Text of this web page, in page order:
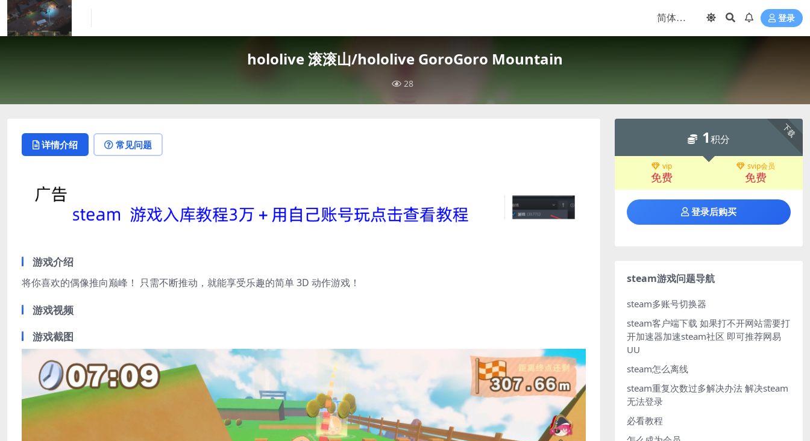
登录
hololive 滚滚山/hololive GoroGoro Mountain
28
详情介绍 常见问题
游戏介绍
将你喜欢的偶像推向巅峰！ 只需不断推动，就能享受乐趣的简单 3D 动作游戏！
游戏视频
游戏截图
下载
1积分
vip
免费
svip会员
免费
登录后购买
steam游戏问题导航
steam多账号切换器
steam客户端下载 如果打不开网站需要打
开加速器加速steam社区 即可推荐网易
UU
steam怎么离线
steam重复次数过多解决办法 解决steam
无法登录
必看教程